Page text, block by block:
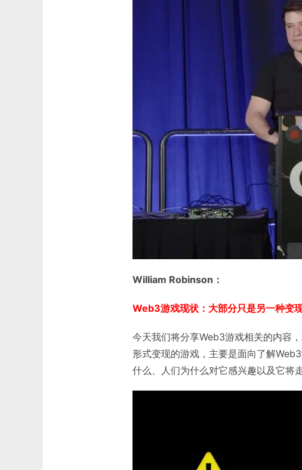
William Robinson：
Web3游戏现状：大部分只是另一种变
今天我们将分享Web3游戏相关的内容
形式变现的游戏，主要是面向了解
什么、人们为什么对它感兴趣以及它将